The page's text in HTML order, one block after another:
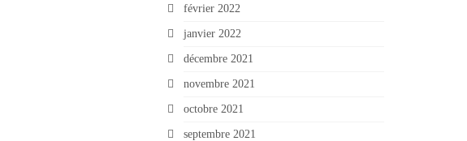
février 2022
janvier 2022
décembre 2021
novembre 2021
octobre 2021
septembre 2021